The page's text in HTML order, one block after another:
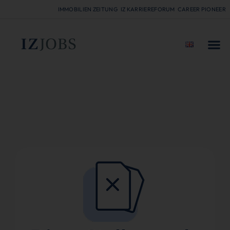
IMMOBILIEN ZEITUNG IZ KARRIEREFORUM CAREER PIONEER